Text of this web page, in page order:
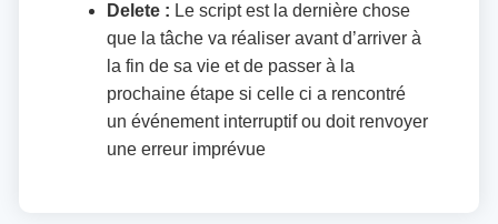
Delete : Le script est la dernière chose
que la tâche va réaliser avant d’arriver à
la fin de sa vie et de passer à la
prochaine étape si celle ci a rencontré
un événement interruptif ou doit renvoyer
une erreur imprévue